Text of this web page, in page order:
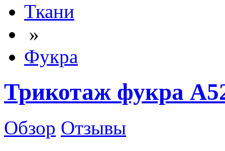
Ткани
»
Фукра
Трикотаж фукра
Обзор Отзывы